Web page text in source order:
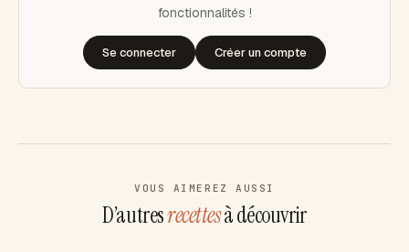
fonctionnalités !
Se connecter Créer un compte
VOUS AIMEREZ AUSSI
D’autresrecettesà découvrir